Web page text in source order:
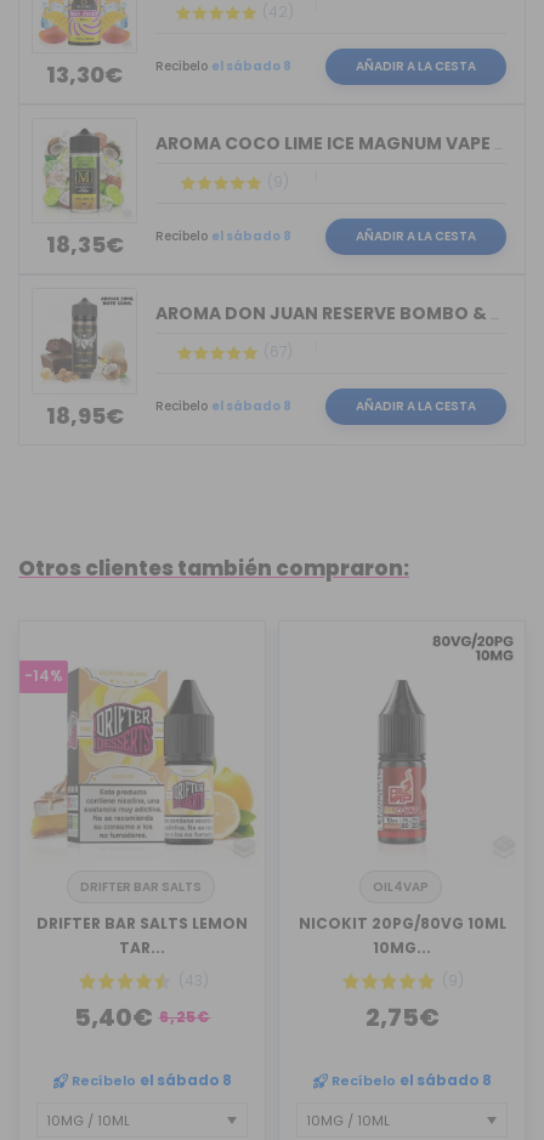
13,30€
(42)
Recíbelo el sábado 8 AÑADIR A LA CESTA
18,35€
AROMA COCO LIME ICE MAGNUM VAPE 30ML ...
(9)
Recíbelo el sábado 8 AÑADIR A LA CESTA
18,95€
AROMA DON JUAN RESERVE BOMBO & KINGS ...
(67)
Recíbelo el sábado 8 AÑADIR A LA CESTA
Otros clientes también compraron:
-14%
DRIFTER BAR SALTS
DRIFTER BAR SALTS LEMON
TAR...
(43)
5,40€ 6,25€
Recíbelo el sábado 8
OIL4VAP
NICOKIT 20PG/80VG 10ML
10MG...
(9)
2,75€
Recíbelo el sábado 8